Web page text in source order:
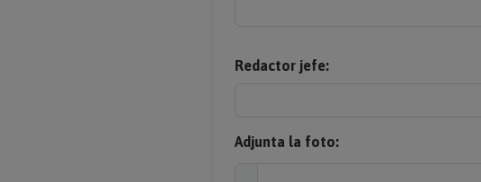
Redactor jefe:
Adjunta la foto: